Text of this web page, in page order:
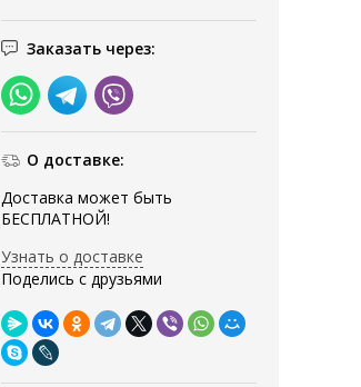
Заказать через:
О доставке:
Доставка может быть
БЕСПЛАТНОЙ!
Узнать о доставке
Поделись с друзьями